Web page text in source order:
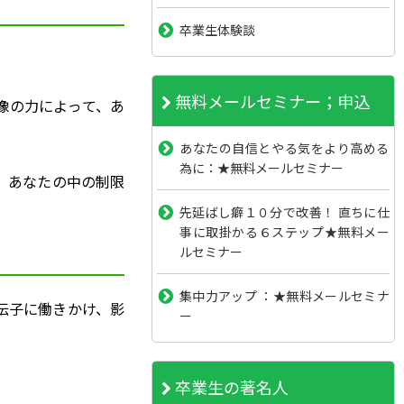
の力によって、あ
あなたの中の制限
子に働きかけ、影
卒業生体験談
無料メールセミナー；申込
あなたの自信とやる気をより高める
為に：★無料メールセミナー
先延ばし癖１０分で改善！ 直ちに仕
事に取掛かる６ステップ★無料メー
ルセミナー
集中力アップ ：★無料メールセミナ
ー
卒業生の著名人